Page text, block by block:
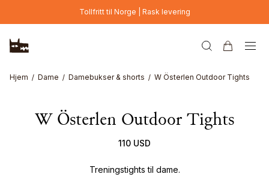
Hopp til hovedinnholdTollfritt til Norge | Rask levering
Hjem Dame Damebukser & shorts W Österlen Outdoor Tights
W Österlen Outdoor Tights
110 USD
Treningstights til dame.